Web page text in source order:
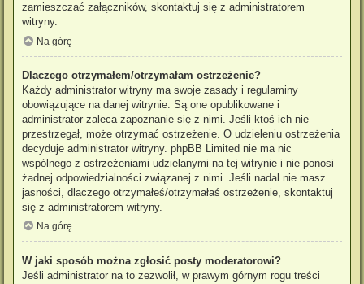
zamieszczać załączników, skontaktuj się z administratorem
witryny.
Na górę
Dlaczego otrzymałem/otrzymałam ostrzeżenie?
Każdy administrator witryny ma swoje zasady i regulaminy
obowiązujące na danej witrynie. Są one opublikowane i
administrator zaleca zapoznanie się z nimi. Jeśli ktoś ich nie
przestrzegał, może otrzymać ostrzeżenie. O udzieleniu ostrzeżenia
decyduje administrator witryny. phpBB Limited nie ma nic
wspólnego z ostrzeżeniami udzielanymi na tej witrynie i nie ponosi
żadnej odpowiedzialności związanej z nimi. Jeśli nadal nie masz
jasności, dlaczego otrzymałeś/otrzymałaś ostrzeżenie, skontaktuj
się z administratorem witryny.
Na górę
W jaki sposób można zgłosić posty moderatorowi?
Jeśli administrator na to zezwolił, w prawym górnym rogu treści